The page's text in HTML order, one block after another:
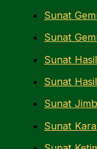
Sunat
Sunat
Sunat
Sunat
Sunat
Sunat